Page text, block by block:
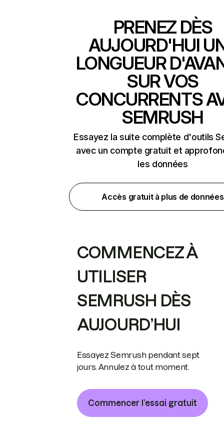
PRENEZ DÈS
AUJOURD'HUI
LONGUEUR
SUR VOS
CONCURRENTS
SEMRUSH
Essayez la suite complète d'outils
avec un compte gratuit et
les données
Accès gratuit à plus de données
COMMENCEZ À
UTILISER
SEMRUSH DÈS
AUJOURD’HUI
Essayez Semrush pendant sept
jours. Annulez à tout moment.
Commencer l’essai gratuit